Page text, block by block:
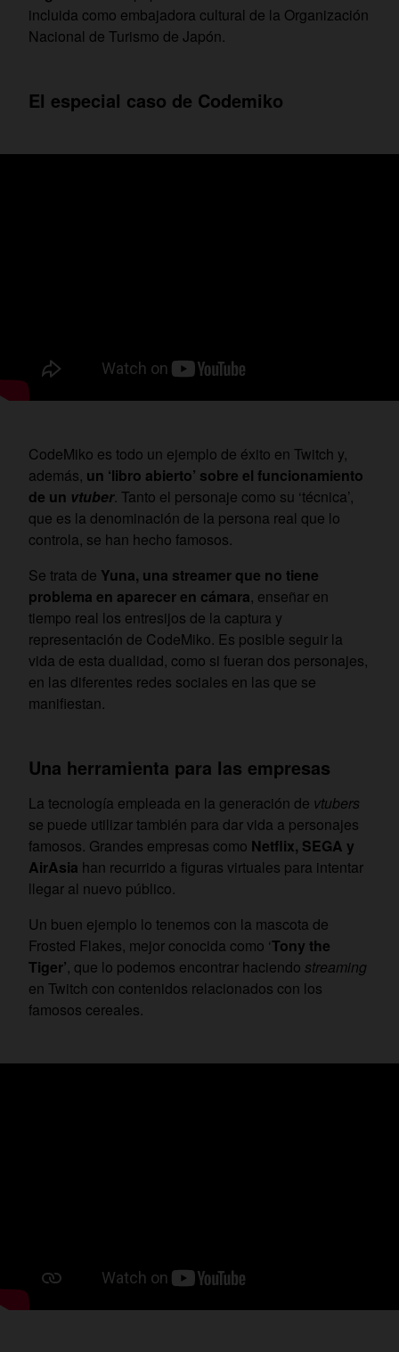
incluida como embajadora cultural de la Organización
Nacional de Turismo de Japón.
El especial caso de Codemiko
CodeMiko es todo un ejemplo de éxito en Twitch y,
además, un ‘libro abierto’ sobre el funcionamiento
de un vtuber. Tanto el personaje como su ‘técnica’,
que es la denominación de la persona real que lo
controla, se han hecho famosos.
Se trata de Yuna, una streamer que no tiene
problema en aparecer en cámara, enseñar en
tiempo real los entresijos de la captura y
representación de CodeMiko. Es posible seguir la
vida de esta dualidad, como si fueran dos personajes,
en las diferentes redes sociales en las que se
manifiestan.
Una herramienta para las empresas
La tecnología empleada en la generación de vtubers
se puede utilizar también para dar vida a personajes
famosos. Grandes empresas como Netflix, SEGA y
AirAsia han recurrido a figuras virtuales para intentar
llegar al nuevo público.
Un buen ejemplo lo tenemos con la mascota de
Frosted Flakes, mejor conocida como ‘Tony the
Tiger’, que lo podemos encontrar haciendo streaming
en Twitch con contenidos relacionados con los
famosos cereales.